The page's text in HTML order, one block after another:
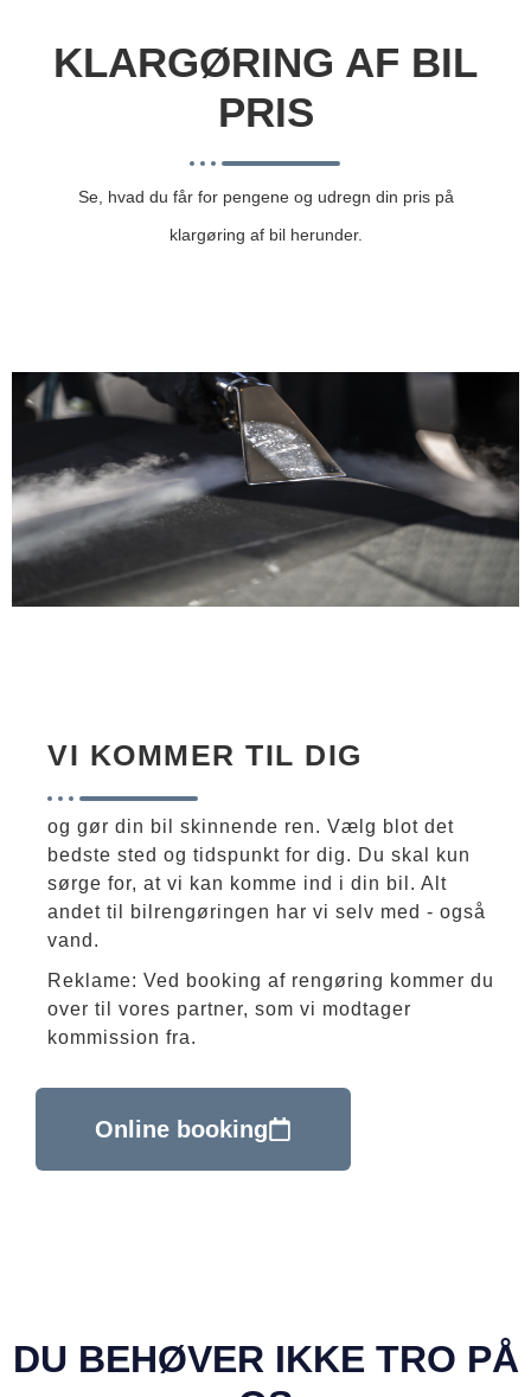
KLARGØRING AF BIL
PRIS
Se, hvad du får for pengene og udregn din pris på
klargøring af bil herunder.
VI KOMMER TIL DIG
og gør din bil skinnende ren. Vælg blot det
bedste sted og tidspunkt for dig. Du skal kun
sørge for, at vi kan komme ind i din bil. Alt
andet til bilrengøringen har vi selv med - også
vand.
Reklame: Ved booking af rengøring kommer du
over til vores partner, som vi modtager
kommission fra.
Online booking
DU BEHØVER IKKE TRO PÅ